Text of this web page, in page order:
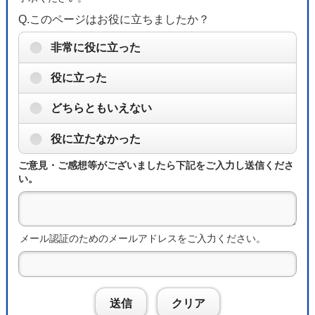
Q.このページはお役に立ちましたか？
非常に役に立った
役に立った
どちらともいえない
役に立たなかった
ご意見・ご感想等がございましたら下記をご入力し送信くださ
い。
メール認証のためのメールアドレスをご入力ください。
送信 クリア